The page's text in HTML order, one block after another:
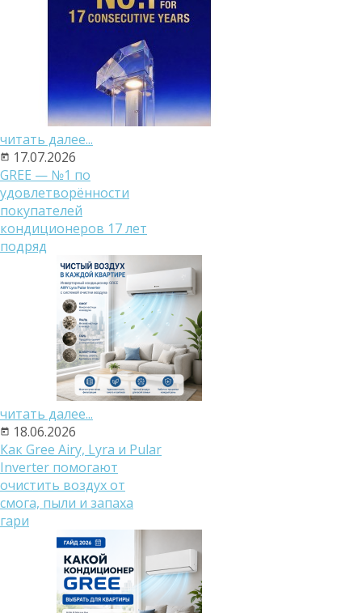
читать далее...
17.07.2026
GREE — №1 по
удовлетворённости
покупателей
кондиционеров 17 лет
подряд
читать далее...
18.06.2026
Как Gree Airy, Lyra и Pular
Inverter помогают
очистить воздух от
смога, пыли и запаха
гари